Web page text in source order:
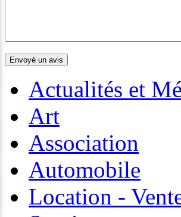
Actualités et
Art
Association
Automobile
Location -